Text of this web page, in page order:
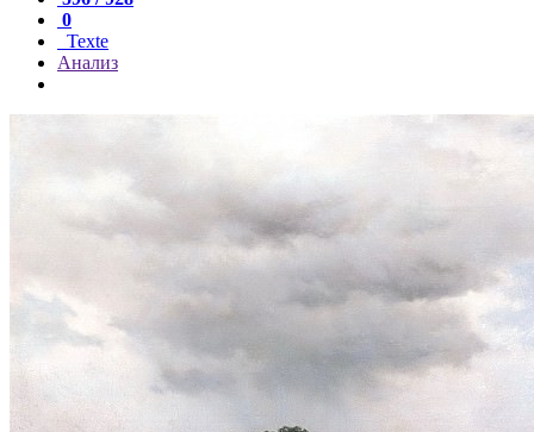
0
Texte
Анализ